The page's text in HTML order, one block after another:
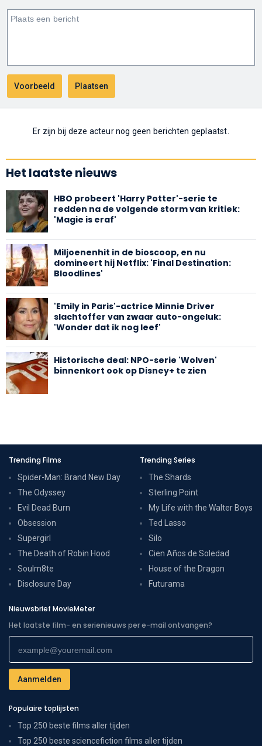
Er zijn bij deze acteur nog geen berichten geplaatst.
Het laatste nieuws
HBO probeert 'Harry Potter'-serie te
redden na de volgende storm van kritiek:
'Magie is eraf'
Miljoenenhit in de bioscoop, en nu
domineert hij Netflix: 'Final Destination:
Bloodlines'
'Emily in Paris'-actrice Minnie Driver
slachtoffer van zwaar auto-ongeluk:
'Wonder dat ik nog leef'
Historische deal: NPO-serie 'Wolven'
binnenkort ook op Disney+ te zien
Trending Films
Spider-Man: Brand New Day
The Odyssey
Evil Dead Burn
Obsession
Supergirl
The Death of Robin Hood
Soulm8te
Disclosure Day
Trending Series
The Shards
Sterling Point
My Life with the Walter Boys
Ted Lasso
Silo
Cien Años de Soledad
House of the Dragon
Futurama
Nieuwsbrief MovieMeter
Het laatste film- en serienieuws per e-mail ontvangen?
Populaire toplijsten
Top 250 beste films aller tijden
Top 250 beste sciencefiction films aller tijden